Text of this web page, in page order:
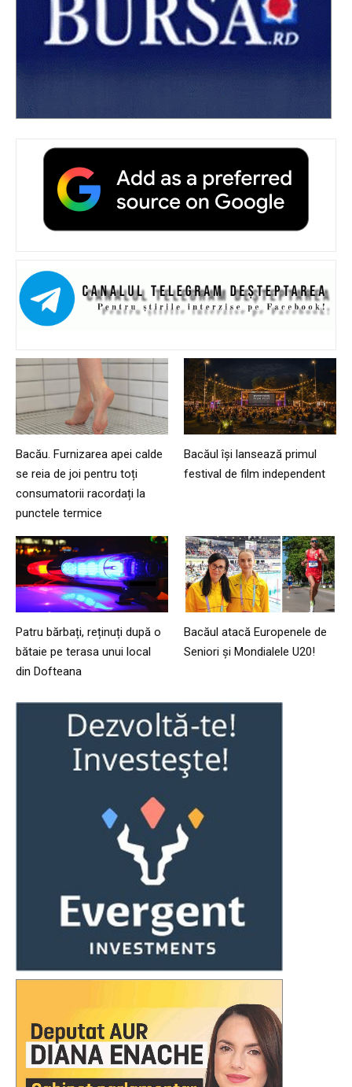
Bacău. Furnizarea apei calde
se reia de joi pentru toți
consumatorii racordați la
punctele termice
Bacăul își lansează primul
festival de film independent
Patru bărbați, reținuți după o
bătaie pe terasa unui local
din Dofteana
Bacăul atacă Europenele de
Seniori și Mondialele U20!